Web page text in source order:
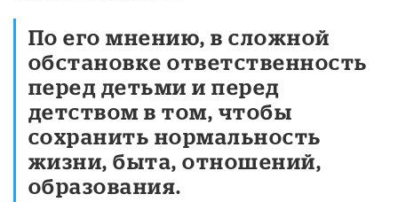
По его мнению, в сложной
обстановке ответственность
перед детьми и перед
детством в том, чтобы
сохранить нормальность
жизни, быта, отношений,
образования.